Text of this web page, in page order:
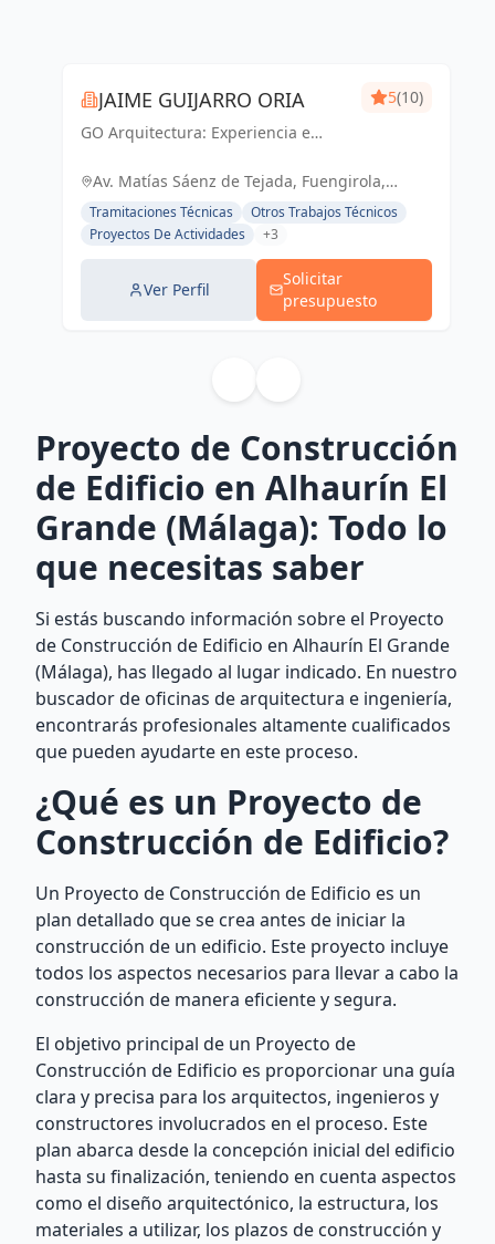
JAIME GUIJARRO ORIA
GO Arquitectura: Experiencia e
y gestiones urbanísticas. Con
Seriedad, Confianza, Rapidez y
Economía como pilares, ofrecemos
soluciones...
5(10)
Av. Matías Sáenz de Tejada, Fuengirola,
España, España
Tramitaciones Técnicas
Otros Trabajos Técnicos
Proyectos De Actividades
+3
Ver Perfil
Solicitar
presupuesto
Proyecto de Construcción
de Edificio en Alhaurín El
Grande (Málaga): Todo lo
que necesitas saber
Si estás buscando información sobre el Proyecto
de Construcción de Edificio en Alhaurín El Grande
(Málaga), has llegado al lugar indicado. En nuestro
buscador de oficinas de arquitectura e ingeniería,
encontrarás profesionales altamente cualificados
que pueden ayudarte en este proceso.
¿Qué es un Proyecto de
Construcción de Edificio?
Un Proyecto de Construcción de Edificio es un
plan detallado que se crea antes de iniciar la
construcción de un edificio. Este proyecto incluye
todos los aspectos necesarios para llevar a cabo la
construcción de manera eficiente y segura.
El objetivo principal de un Proyecto de
Construcción de Edificio es proporcionar una guía
clara y precisa para los arquitectos, ingenieros y
constructores involucrados en el proceso. Este
plan abarca desde la concepción inicial del edificio
hasta su finalización, teniendo en cuenta aspectos
como el diseño arquitectónico, la estructura, los
materiales a utilizar, los plazos de construcción y